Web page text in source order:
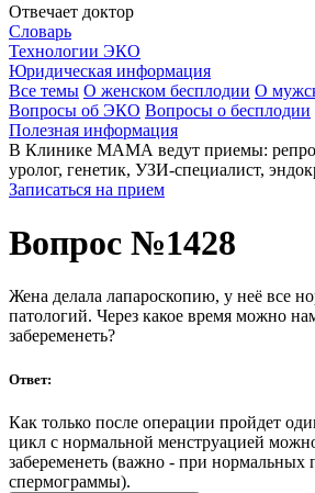
Отвечает доктор
Словарь
Технологии ЭКО
Юридическая информация
Все темы О женском бесплодии О
Вопросы об ЭКО Вопросы о бесплодии
Полезная информация
В Клинике МАМА ведут приемы:
уролог, генетик, УЗИ-специалист,
Записаться на прием
Вопрос №1428
Жена делала лапароскопию, у неё все
патологий. Через какое время можно
забеременеть?
Ответ:
Как только после операции пройдет
цикл с нормальной менструацией
забеременеть (важно - при нормальных
спермограммы).